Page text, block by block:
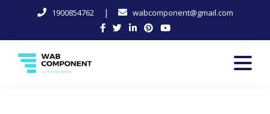
1900854762 | wabcomponent@gmail.com
content